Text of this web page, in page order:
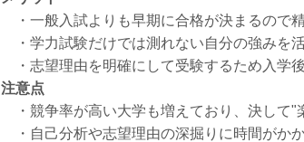
・一般入試よりも早期に合格が決まるので
・学力試験だけでは測れない自分の強みを
・志望理由を明確にして受験するため入学
注意点
・競争率が高い大学も増えており、決して"
・自己分析や志望理由の深掘りに時間がか